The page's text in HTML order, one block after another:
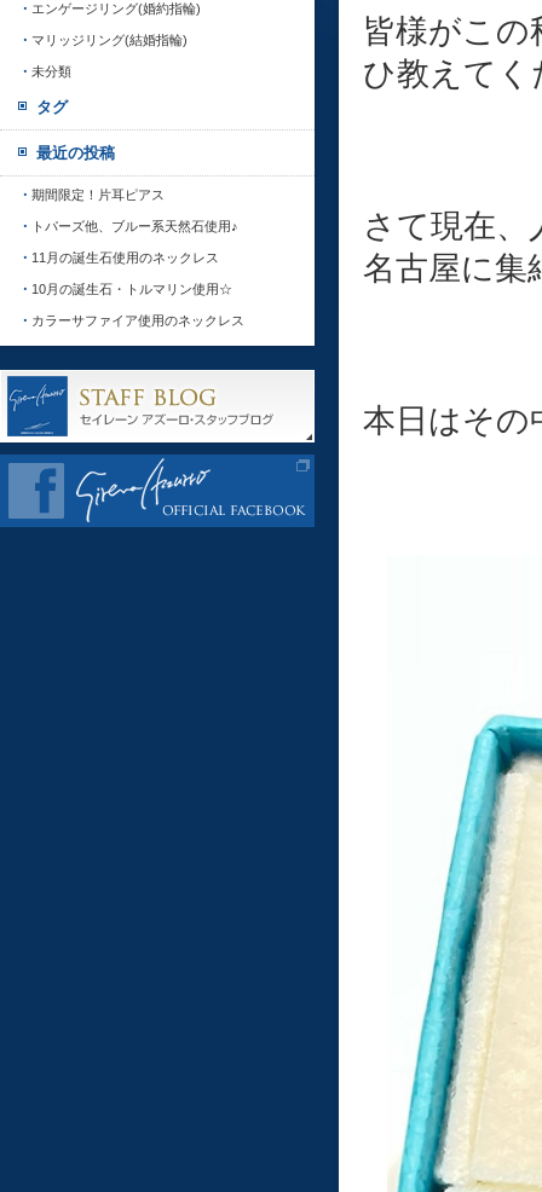
皆様がこ
ひ教えて
さて現在
名古屋に
本日はその
エンゲージリング(婚約指輪)
マリッジリング(結婚指輪)
未分類
タグ
最近の投稿
期間限定！片耳ピアス
トパーズ他、ブルー系天然石使用♪
11月の誕生石使用のネックレス
10月の誕生石・トルマリン使用☆
カラーサファイア使用のネックレス